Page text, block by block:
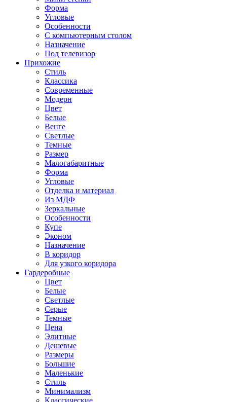
Форма
Угловые
Особенности
С компьютерным столом
Назначение
Под телевизор
Прихожие
Стиль
Классика
Современные
Модерн
Цвет
Белые
Венге
Светлые
Темные
Размер
Малогабаритные
Форма
Угловые
Отделка и материал
Из МДФ
Зеркальные
Особенности
Купе
Эконом
Назначение
В коридор
Для узкого коридора
Гардеробные
Цвет
Белые
Светлые
Серые
Темные
Цена
Элитные
Дешевые
Размеры
Большие
Маленькие
Стиль
Минимализм
Классические